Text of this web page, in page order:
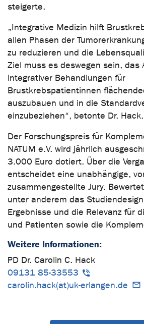
steigerte.
„Integrative Medizin hilft
allen Phasen der
zu reduzieren und die
Ziel muss es deswegen sein, das
integrativer Behandlungen für
Brustkrebspatientinnen
auszubauen und in die
einzubeziehen“, betonte Dr. Hack.
Der Forschungspreis für
NATUM e.V. wird jährlich
3.000 Euro dotiert. Über die
entscheidet eine unabhängige,
zusammengestellte Jury.
unter anderem das
Ergebnisse und die Relevanz für
und Patienten sowie die
Weitere Informationen:
PD Dr. Carolin C. Hack
09131 85-33553
carolin.hack(at)uk-erlangen.de